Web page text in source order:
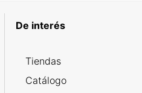
De interés
Tiendas
Catálogo